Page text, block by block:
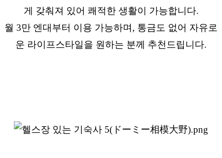
게 갖춰져 있어 쾌적한 생활이 가능합니다.
월 3만 엔대부터 이용 가능하며, 통금도 없어 자유로
운 라이프스타일을 원하는 분께 추천드립니다.